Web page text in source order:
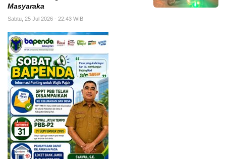
Masyaraka
Sabtu, 25 Jul 2026 - 22:43 WIB